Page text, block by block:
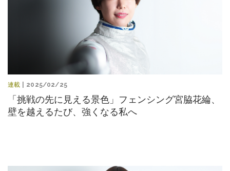
連載 | 2025/02/25
「挑戦の先に見える景色」フェンシング宮脇花綸、
壁を越えるたび、強くなる私へ